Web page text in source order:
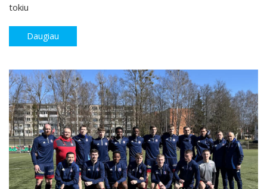
tokiu
Daugiau